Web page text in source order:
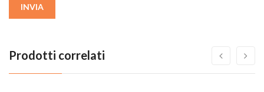
INVIA
Prodotti correlati